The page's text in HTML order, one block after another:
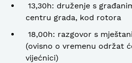
13,30h: druženje s
centru grada, kod rotora
18,00h: razgovor s
(ovisno o vremenu održat
vijećnici)